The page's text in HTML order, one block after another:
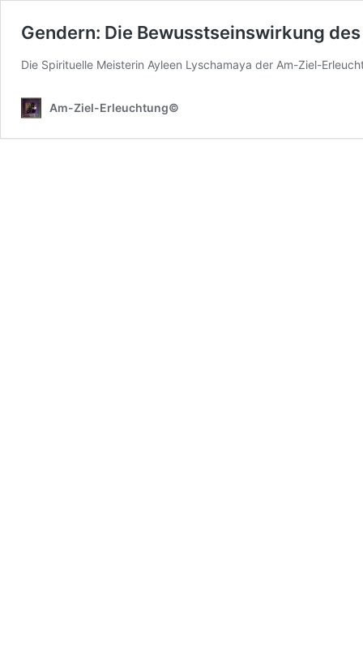
Gendern: Die Bewusstseinswirkung
Die Spirituelle Meisterin Ayleen Lyschamaya der Am-Ziel-
Am-Ziel-Erleuchtung©